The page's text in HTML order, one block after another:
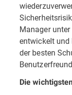
Manager
entwickelt und
der besten
Die